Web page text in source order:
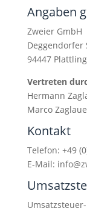
Angaben
Zweier GmbH
Deggendorfer
94447 Plattling
Vertreten
Hermann
Marco
Kontakt
Telefon: +49
E-Mail: